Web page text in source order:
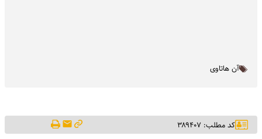
آن هاتاوی
کد مطلب: ۳۸۹۴۰۷